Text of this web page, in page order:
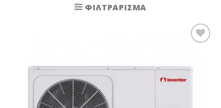
ΦΙΛΤΡΆΡΙΣΜΑ
Add to